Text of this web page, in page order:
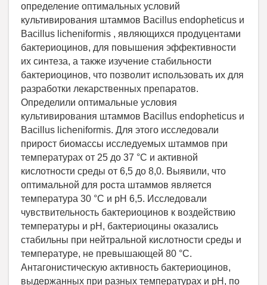
определение оптимальных условий
культивирования штаммов Bacillus endopheticus и
Bacillus licheniformis , являющихся продуцентами
бактериоцинов, для повышения эффективности
их синтеза, а также изучение стабильности
бактериоцинов, что позволит использовать их для
разработки лекарственных препаратов.
Определили оптимальные условия
культивирования штаммов Bacillus endopheticus и
Bacillus licheniformis. Для этого исследовали
прирост биомассы исследуемых штаммов при
температурах от 25 до 37 °С и активной
кислотности среды от 6,5 до 8,0. Выявили, что
оптимальной для роста штаммов является
температура 30 °С и pH 6,5. Исследовали
чувствительность бактериоцинов к воздействию
температуры и pH, бактериоцины оказались
стабильны при нейтральной кислотности среды и
температуре, не превышающей 80 °С.
Антагонистическую активность бактериоцинов,
выдержанных при разных температурах и pH, по